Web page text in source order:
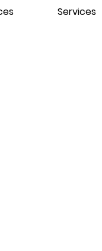
Services